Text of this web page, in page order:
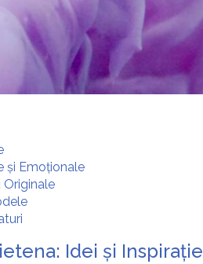
și Emoționale
Originale
Idei și Inspirație